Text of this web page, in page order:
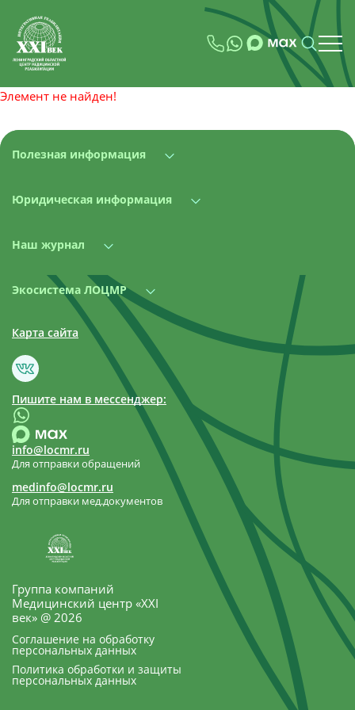
Элемент не найден!
Группа компаний
Медицинский центр «XXI
век» @ 2026
Соглашение на обработку
персональных данных
Политика обработки и защиты
персональных данных
Полезная информация
Юридическая информация
Наш журнал
Экосистема ЛОЦМР
Карта сайта
Пишите нам в мессенджер:
info@locmr.ru
Для отправки обращений
medinfo@locmr.ru
Для отправки мед.документов